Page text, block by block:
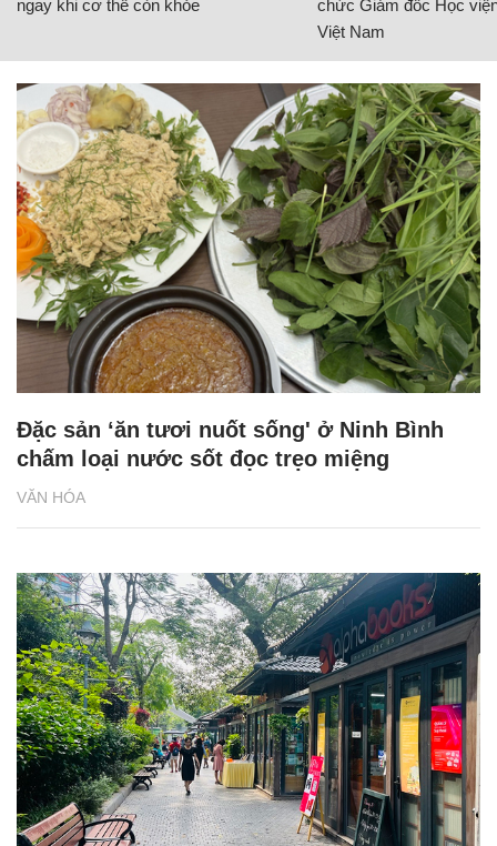
ngay khi cơ thể còn khỏe
chức Giám đốc Học
Việt Nam
VĂN HÓA
Đặc sản ‘ăn tươi nuốt sống' ở Ninh Bình
chấm loại nước sốt đọc trẹo miệng